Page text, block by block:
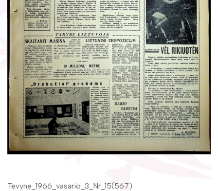
Gaunami periodiniai leidiniai
Tarpbibliotekinis abonementas
Knygomatai
Internetas
Klubai
Literatų klubas „Polėkis“
Interaktyvi kelionė
Gabrielės Petkevičaitės-Bitės literatūrinė
premija
Bibliotekos 70-metis
Virtuali biblioteka
Tevyne_1966_vasario_3_Nr_15(567)